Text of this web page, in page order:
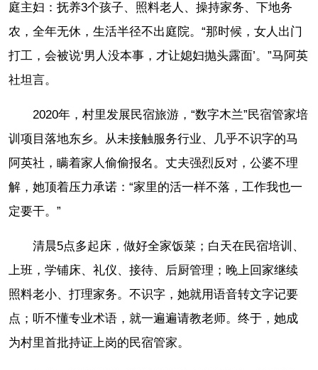
庭主妇：抚养3个孩子、照料老人、操持家务、下地务
农，全年无休，生活半径不出庭院。“那时候，女人出门
打工，会被说‘男人没本事，才让媳妇抛头露面’。”马阿英
社坦言。
2020年，村里发展民宿旅游，“数字木兰”民宿管家培
训项目落地东乡。从未接触服务行业、几乎不识字的马
阿英社，瞒着家人偷偷报名。丈夫强烈反对，公婆不理
解，她顶着压力承诺：“家里的活一样不落，工作我也一
定要干。”
清晨5点多起床，做好全家饭菜；白天在民宿培训、
上班，学铺床、礼仪、接待、后厨管理；晚上回家继续
照料老小、打理家务。不识字，她就用语音转文字记要
点；听不懂专业术语，就一遍遍请教老师。终于，她成
为村里首批持证上岗的民宿管家。